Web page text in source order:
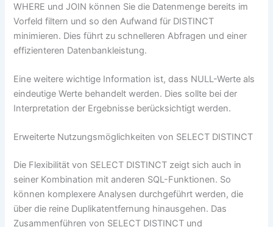
WHERE und JOIN können Sie die Datenmenge bereits im
Vorfeld filtern und so den Aufwand für DISTINCT
minimieren. Dies führt zu schnelleren Abfragen und einer
effizienteren Datenbankleistung.
Eine weitere wichtige Information ist, dass NULL-Werte als
eindeutige Werte behandelt werden. Dies sollte bei der
Interpretation der Ergebnisse berücksichtigt werden.
Erweiterte Nutzungsmöglichkeiten von SELECT DISTINCT
Die Flexibilität von SELECT DISTINCT zeigt sich auch in
seiner Kombination mit anderen SQL-Funktionen. So
können komplexere Analysen durchgeführt werden, die
über die reine Duplikatentfernung hinausgehen. Das
Zusammenführen von SELECT DISTINCT und